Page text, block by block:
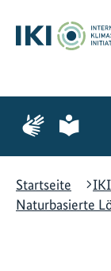
Hauptinhalt
springen
Suche
springen
Hauptnavigation
springen
Zur
Seite
Zur
Seite
leichte
Startseite
Naturbasierte